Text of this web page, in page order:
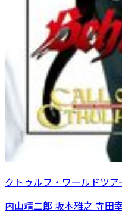
クトゥルフ・ワールドツ
内山靖二郎 坂本雅之 寺田